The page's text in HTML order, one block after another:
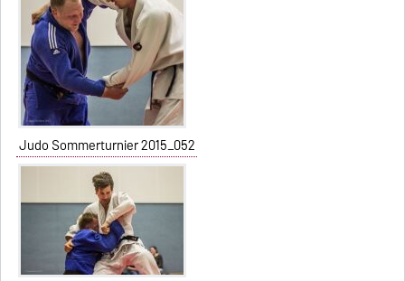
Judo Sommerturnier 2015_052